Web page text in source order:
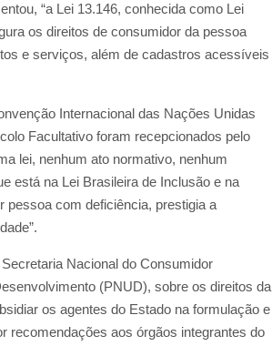
“a Lei 13.146, conhecida como Lei
os direitos de consumidor da pessoa
e serviços, além de cadastros acessíveis
Internacional das Nações Unidas
Facultativo foram recepcionados pelo
lei, nenhum ato normativo, nenhum
está na Lei Brasileira de Inclusão e na
pessoa com deficiência, prestigia a
Nacional do Consumidor
(PNUD), sobre os direitos da
os agentes do Estado na formulação e
recomendações aos órgãos integrantes do